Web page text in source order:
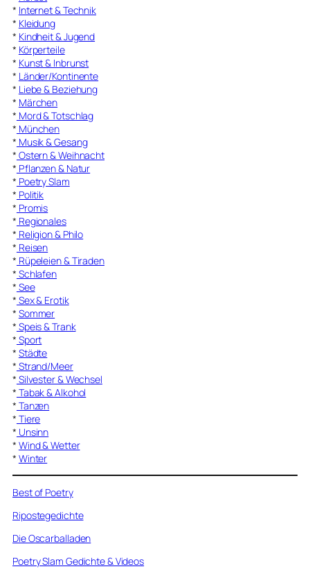
* Internet & Technik
* Kleidung
* Kindheit & Jugend
* Körperteile
* Kunst & Inbrunst
* Länder/Kontinente
* Liebe & Beziehung
* Märchen
* Mord & Totschlag
* München
* Musik & Gesang
* Ostern & Weihnacht
* Pflanzen & Natur
* Poetry Slam
* Politik
* Promis
* Regionales
* Religion & Philo
* Reisen
* Rüpeleien & Tiraden
* Schlafen
* See
* Sex & Erotik
* Sommer
* Speis & Trank
* Sport
* Städte
* Strand/Meer
* Silvester & Wechsel
* Tabak & Alkohol
* Tanzen
* Tiere
* Unsinn
* Wind & Wetter
* Winter
Best of Poetry
Ripostegedichte
Die Oscarballaden
Poetry Slam Gedichte & Videos